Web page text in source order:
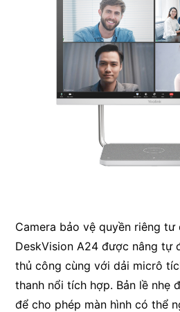
Camera bảo vệ quyền riêng tư
DeskVision A24 được nâng tự
thủ công cùng với dải micrô
thanh nổi tích hợp. Bản lề nhẹ
để cho phép màn hình có thể